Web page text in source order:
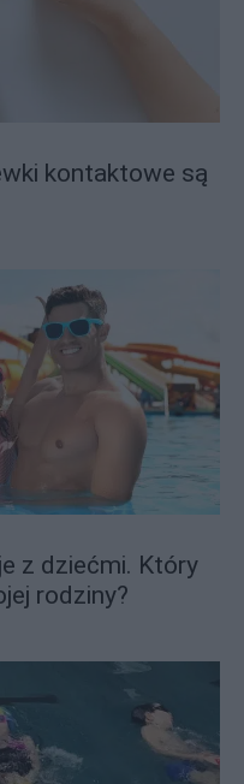
kontaktowe są
z dziećmi. Który
rodziny?